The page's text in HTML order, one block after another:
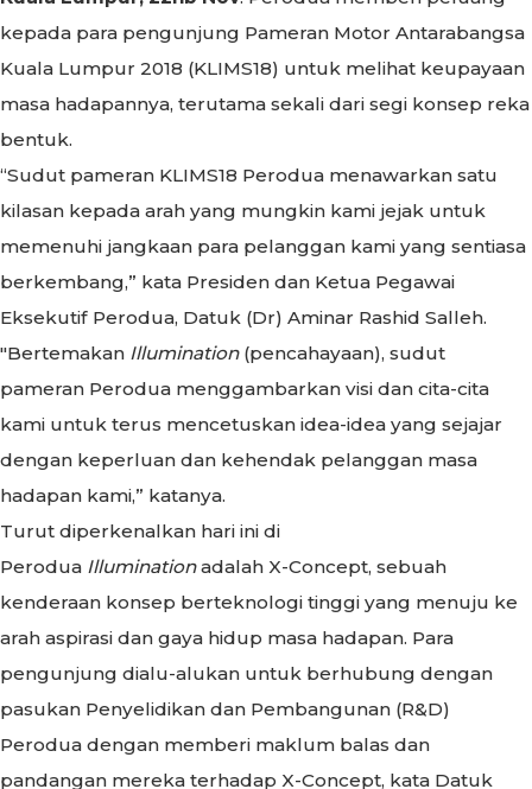
kepada para pengunjung Pameran Motor Antarabangsa
Kuala Lumpur 2018 (KLIMS18) untuk melihat keupayaan
masa hadapannya, terutama sekali dari segi konsep reka
bentuk.
“Sudut pameran KLIMS18 Perodua menawarkan satu
kilasan kepada arah yang mungkin kami jejak untuk
memenuhi jangkaan para pelanggan kami yang sentiasa
berkembang,” kata Presiden dan Ketua Pegawai
Eksekutif Perodua, Datuk (Dr) Aminar Rashid Salleh.
"Bertemakan Illumination (pencahayaan), sudut
pameran Perodua menggambarkan visi dan cita-cita
kami untuk terus mencetuskan idea-idea yang sejajar
dengan keperluan dan kehendak pelanggan masa
hadapan kami,” katanya.
Turut diperkenalkan hari ini di
Perodua Illuminationadalah X-Concept, sebuah
kenderaan konsep berteknologi tinggi yang menuju ke
arah aspirasi dan gaya hidup masa hadapan. Para
pengunjung dialu-alukan untuk berhubung dengan
pasukan Penyelidikan dan Pembangunan (R&D)
Perodua dengan memberi maklum balas dan
pandangan mereka terhadap X-Concept, kata Datuk